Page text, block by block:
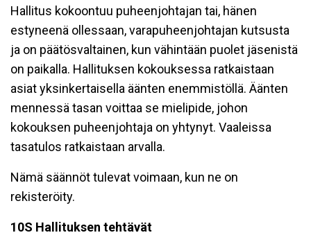
Hallitus kokoontuu puheenjohtajan tai, hänen
estyneenä ollessaan, varapuheenjohtajan kutsusta
ja on päätösvaltainen, kun vähintään puolet jäsenistä
on paikalla. Hallituksen kokouksessa ratkaistaan
asiat yksinkertaisella äänten enemmistöllä. Äänten
mennessä tasan voittaa se mielipide, johon
kokouksen puheenjohtaja on yhtynyt. Vaaleissa
tasatulos ratkaistaan arvalla.
Nämä säännöt tulevat voimaan, kun ne on
rekisteröity.
10S Hallituksen tehtävät